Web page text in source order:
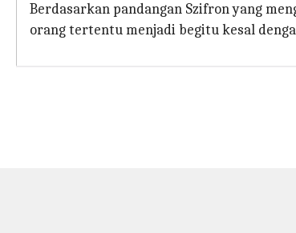
Berdasarkan pandangan Szifron yang
orang tertentu menjadi begitu kesal